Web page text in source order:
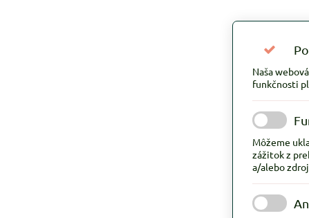
Naša
funkčnosti
Môžeme
zážitok z
a/alebo